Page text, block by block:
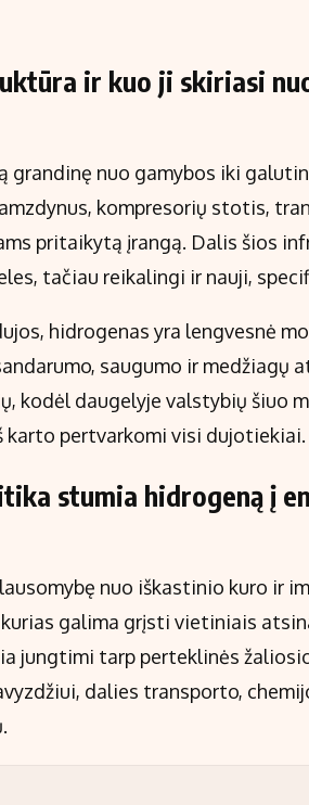
ir kuo ji skiriasi
grandinę nuo gamybos iki
kompresorių stotis,
pritaikytą įrangą. Dalis šios
tačiau reikalingi ir nauji,
hidrogenas yra lengvesnė
saugumo ir medžiagų
kodėl daugelyje valstybių šiuo
karto pertvarkomi visi dujotiekiai.
stumia hidrogeną į
nuo iškastinio kuro ir
galima grįsti vietiniais
jungtimi tarp perteklinės
dalies transporto,